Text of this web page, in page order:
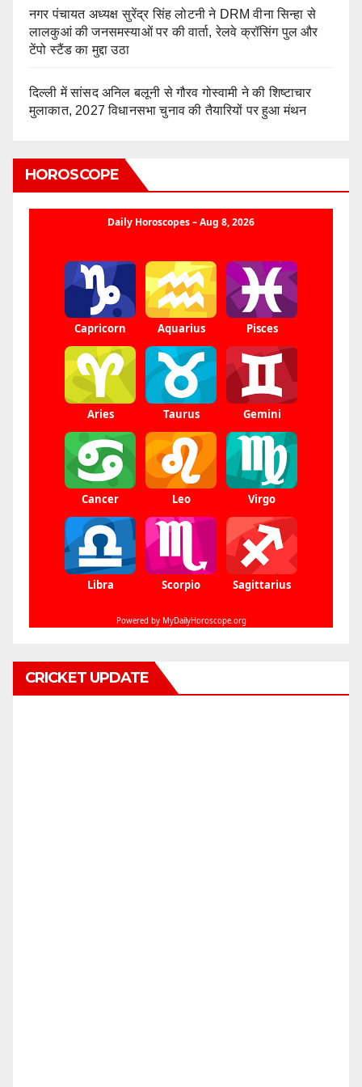
नगर पंचायत अध्यक्ष सुरेंद्र सिंह लोटनी ने DRM वीना सिन्हा से
लालकुआं की जनसमस्याओं पर की वार्ता, रेलवे क्रॉसिंग पुल और
टेंपो स्टैंड का मुद्दा उठा
दिल्ली में सांसद अनिल बलूनी से गौरव गोस्वामी ने की शिष्टाचार
मुलाकात, 2027 विधानसभा चुनाव की तैयारियों पर हुआ मंथन
HOROSCOPE
CRICKET UPDATE